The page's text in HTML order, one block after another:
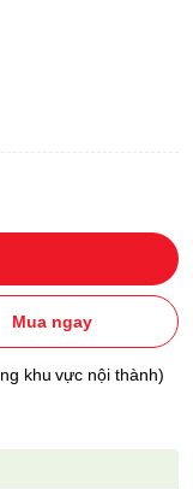
Mua ngay
khu vực nội thành)